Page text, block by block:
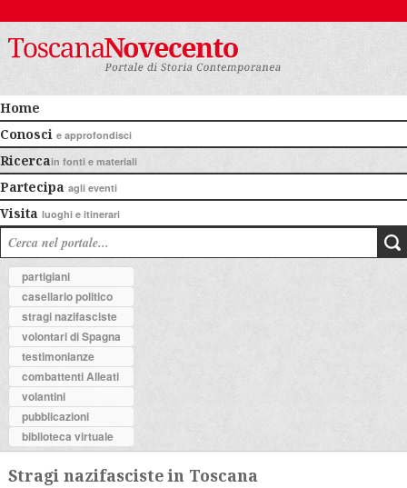
Home
Conosci e approfondisci
Ricercain fonti e materiali
Partecipa agli eventi
Visita luoghi e itinerari
partigiani
casellario politico
stragi nazifasciste
volontari di Spagna
testimonianze
combattenti Alleati
volantini
pubblicazioni
biblioteca virtuale
Stragi nazifasciste in Toscana